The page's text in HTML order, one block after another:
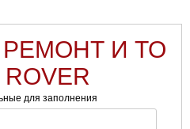
И ТО
для заполнения